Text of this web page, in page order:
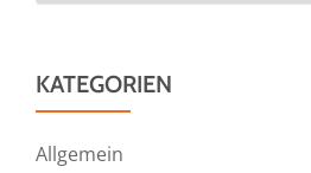
KATEGORIEN
Allgemein